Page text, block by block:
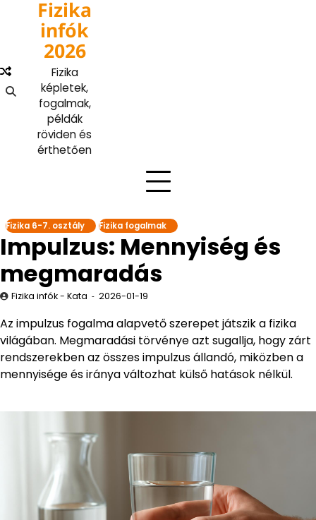
content
Fizika
infók
2026
Fizika
képletek,
fogalmak,
példák
röviden és
érthetően
Fizika 6-7. osztály Fizika fogalmak
Impulzus: Mennyiség és
megmaradás
Fizika infók - Kata 2026-01-19
Az impulzus fogalma alapvető szerepet játszik a fizika
világában. Megmaradási törvénye azt sugallja, hogy zárt
rendszerekben az összes impulzus állandó, miközben a
mennyisége és iránya változhat külső hatások nélkül.